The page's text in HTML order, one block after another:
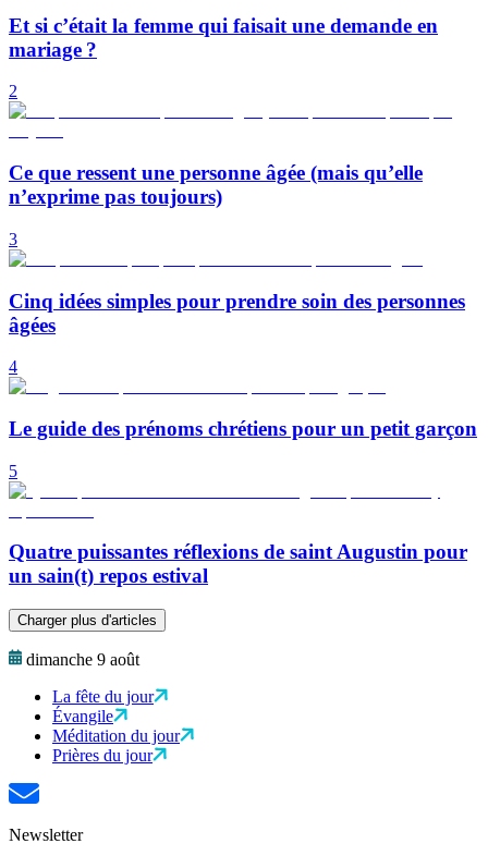
Et si c’était la femme qui faisait une demande en
mariage ?
2
Ce que ressent une personne âgée (mais qu’elle
n’exprime pas toujours)
3
Cinq idées simples pour prendre soin des personnes
âgées
4
Le guide des prénoms chrétiens pour un petit garçon
5
Quatre puissantes réflexions de saint Augustin pour
un sain(t) repos estival
Charger plus d'articles
dimanche 9 août
La fête du jour
Évangile
Méditation du jour
Prières du jour
Newsletter